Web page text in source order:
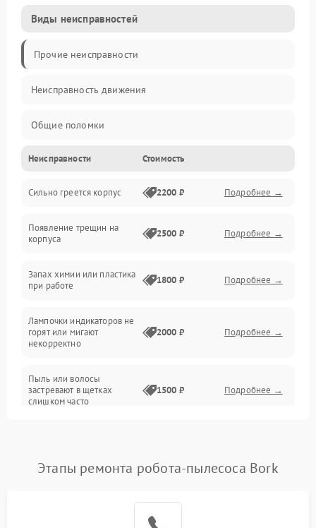
Виды неисправностей
Прочие неисправности
Неисправность движения
Общие поломки
Неисправность датчиков
Неисправность программного обеспечения
Проблемы с сигналом
Батарея
Программные сбои
Неисправности Стоимость
Сильно греется корпус 2200 ₽ Подробнее →
Появление трещин на
корпуса
2500 ₽ Подробнее →
Запах химии или пластика
при работе
1800 ₽ Подробнее →
Лампочки индикаторов не
горят или мигают
некорректно
2000 ₽ Подробнее →
Пыль или волосы
застревают в щетках
слишком часто
1500 ₽ Подробнее →
Этапы ремонта робота-пылесоса Bork